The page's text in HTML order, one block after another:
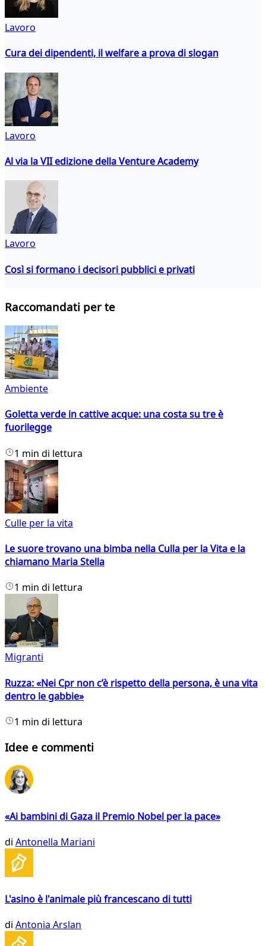
Lavoro
Cura dei dipendenti, il welfare a prova di slogan
Lavoro
Al via la VII edizione della Venture Academy
Lavoro
Così si formano i decisori pubblici e privati
Raccomandati per te
Ambiente
Goletta verde in cattive acque: una costa su tre è
fuorilegge
1 min di lettura
Culle per la vita
Le suore trovano una bimba nella Culla per la Vita e la
chiamano Maria Stella
1 min di lettura
Migranti
Ruzza: «Nei Cpr non c’è rispetto della persona, è una vita
dentro le gabbie»
1 min di lettura
Idee e commenti
«Ai bambini di Gaza il Premio Nobel per la pace»
di Antonella Mariani
L'asino è l'animale più francescano di tutti
di Antonia Arslan